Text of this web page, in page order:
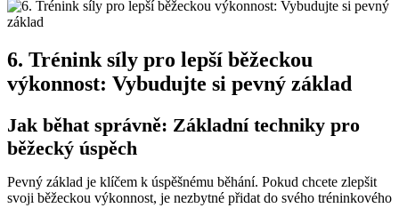
6. Trénink síly pro lepší běžeckou
výkonnost: Vybudujte si pevný základ
Jak běhat správně: Základní techniky pro
běžecký úspěch
Pevný základ je klíčem k úspěšnému běhání. Pokud chcete zlepšit
svoji běžeckou výkonnost, je nezbytné přidat do svého tréninkového